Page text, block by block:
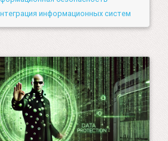
информационных систем